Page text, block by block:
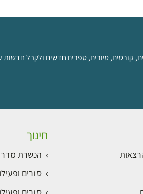
קורסים, סיורים, ספרים חדשים ולקבל
חינוך
הכשרת
סיורים